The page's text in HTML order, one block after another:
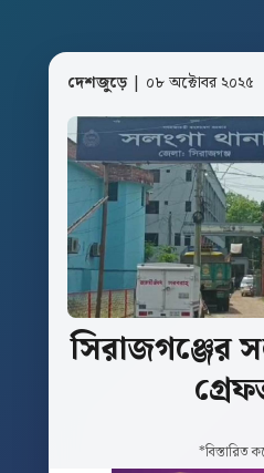
দেশজুড়ে| ০৮ অক্টোবর ২০২৫
সিরাজগঞ্জের
*বিস্তারিত